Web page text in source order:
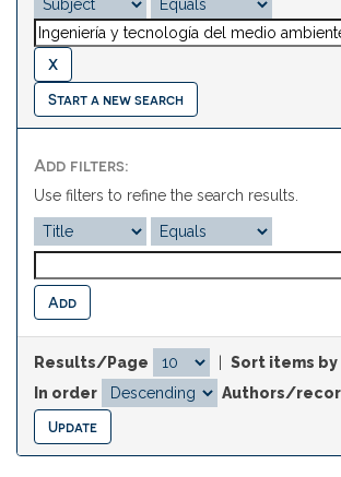
Start a new search
Add filters:
Use filters to refine the search results.
Results/Page
Sort items by
In order
Authors/